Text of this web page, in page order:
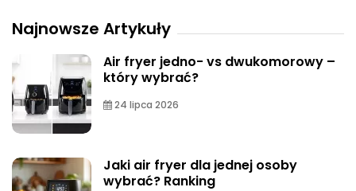
Najnowsze Artykuły
Air fryer jedno- vs dwukomorowy –
który wybrać?
24 lipca 2026
Jaki air fryer dla jednej osoby
wybrać? Ranking